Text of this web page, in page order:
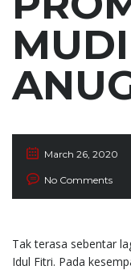
March 26, 2020
No Comments
Tak terasa sebentar
Idul Fitri. Pada